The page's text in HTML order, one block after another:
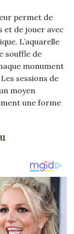
permet de
et de jouer avec
L’aquarelle
souffle de
monument
sessions de
moyen
une forme